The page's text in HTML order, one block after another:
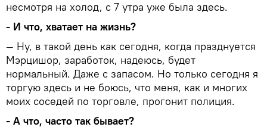
несмотря на холод, с 7 утра уже была здесь.
- И что, хватает на жизнь?
— Ну, в такой день как сегодня, когда празднуется
Мэрцишор, заработок, надеюсь, будет
нормальный. Даже с запасом. Но только сегодня я
торгую здесь и не боюсь, что меня, как и многих
моих соседей по торговле, прогонит полиция.
- А что, часто так бывает?